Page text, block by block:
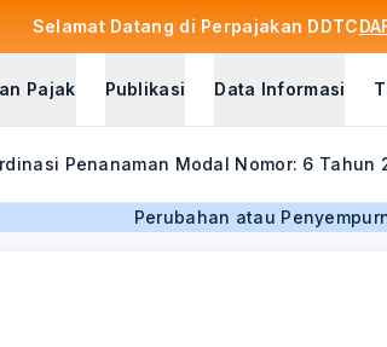
Selamat Datang di Perpajakan DDTC
Pajak Publikasi Data Informasi
Penanaman Modal Nomor: 6 Tahun
Perubahan atau